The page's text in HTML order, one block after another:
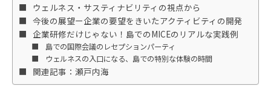
ウェルネス・サスティナビリティの視点から
今後の展望ー企業の要望をきいたアクティビティの開発
企業研修だけじゃない！島でのMICEのリアルな実践例
島での国際会議のレセプションパーティ
ウェルネスの入口になる、島での特別な体験の時間
関連記事：瀬戸内海